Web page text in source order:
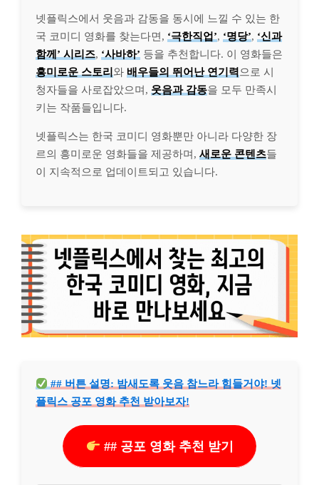
넷플릭스에서 웃음과 감동을 동시에 느낄 수 있는 한
국 코미디 영화를 찾는다면, ‘극한직업’, ‘명당’, ‘신과
함께’ 시리즈, ‘사바하’ 등을 추천합니다. 이 영화들은
흥미로운 스토리 와 배우들의 뛰어난 연기력 으로 시
청자들을 사로잡았으며, 웃음과 감동을 모두 만족시
키는 작품들입니다.
넷플릭스는 한국 코미디 영화뿐만 아니라 다양한 장
르의 흥미로운 영화들을 제공하며, 새로운 콘텐츠들
이 지속적으로 업데이트되고 있습니다.
## 버튼 설명: 밤새도록 웃음 참느라 힘들거야! 넷
플릭스 공포 영화 추천 받아보자!
## 공포 영화 추천 받기